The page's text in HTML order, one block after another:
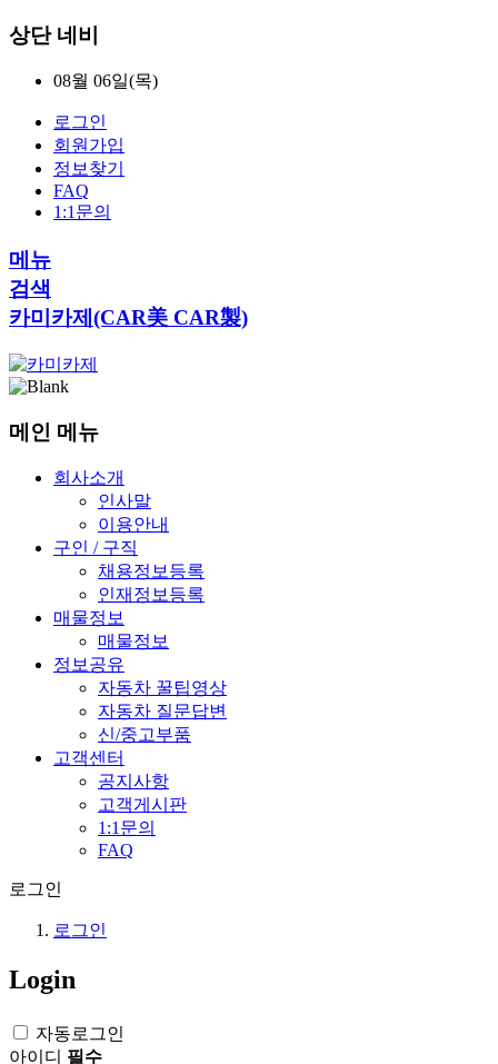
상단 네비
08월 06일(목)
로그인
회원가입
정보찾기
FAQ
1:1문의
메뉴
검색
카미카제(CAR美 CAR製)
메인 메뉴
회사소개
인사말
이용안내
구인 / 구직
채용정보등록
인재정보등록
매물정보
매물정보
정보공유
자동차 꿀팁영상
자동차 질문답변
신/중고부품
고객센터
공지사항
고객게시판
1:1문의
FAQ
로그인
로그인
Login
자동로그인
아이디 필수